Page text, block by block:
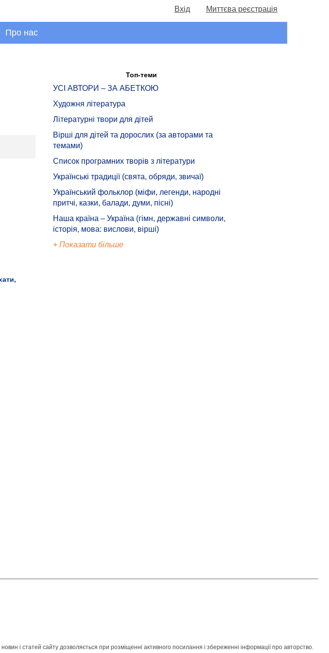
Вхід Миттєва реєстрація
Про нас
Топ-теми
УСІ АВТОРИ – ЗА АБЕТКОЮ
Художня література
Літературні твори для дітей
Вірші для дітей та дорослих (за авторами та
темами)
Список програмних творів з літератури
Українські традиції (свята, обряди, звичаї)
Український фольклор (міфи, легенди, народні
притчі, казки, балади, думи, пісні)
Наша країна – Україна (гімн, державні символи,
історія, мова: вислови, вірші)
+ Показати більше
і статей сайту дозволяється при розміщенні активного посилання і збереженні інформації про авторство.